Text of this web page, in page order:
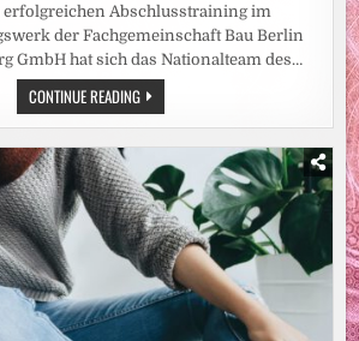
erfolgreichen Abschlusstraining im
der Fachgemeinschaft Bau Berlin
GmbH hat sich das Nationalteam des…
CONTINUE READINGABSCHLUSSTRAINING
ERFOLGREICH
ABSOLVIERT:
BEREIT
FÜR
DIE
WORLDSKILLS
2026